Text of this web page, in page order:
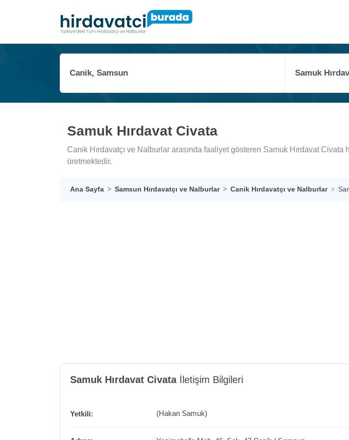
Samuk Hırdavat Civata
Canik Hırdavatçı ve Nalburlar arasında faaliyet gösteren Samuk Hırdavat
üretmektedir.
Ana Sayfa Samsun Hırdavatçı ve Nalburlar Canik Hırdavatçı ve Nalburlar
Samuk Hırdavat Civataİletişim Bilgileri
Yetkili: (Hakan Samuk)